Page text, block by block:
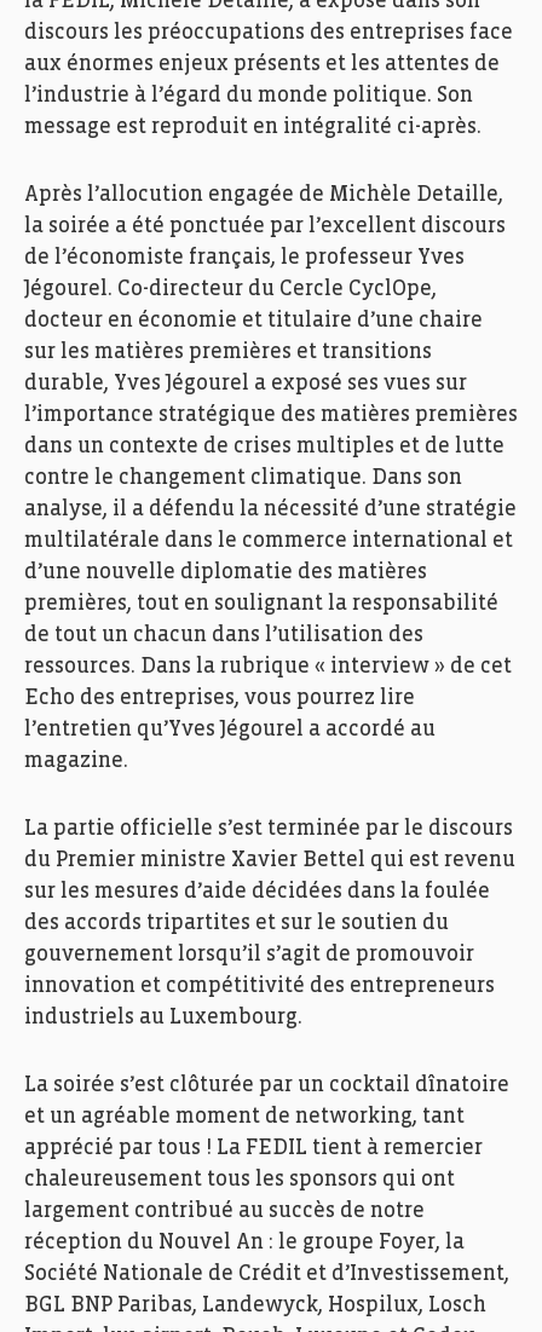
discours les préoccupations des entreprises face
aux énormes enjeux présents et les attentes de
l’industrie à l’égard du monde politique. Son
message est reproduit en intégralité ci-après.
Après l’allocution engagée de Michèle Detaille,
la soirée a été ponctuée par l’excellent discours
de l’économiste français, le professeur Yves
Jégourel. Co-directeur du Cercle CyclOpe,
docteur en économie et titulaire d’une chaire
sur les matières premières et transitions
durable, Yves Jégourel a exposé ses vues sur
l’importance stratégique des matières premières
dans un contexte de crises multiples et de lutte
contre le changement climatique. Dans son
analyse, il a défendu la nécessité d’une stratégie
multilatérale dans le commerce international et
d’une nouvelle diplomatie des matières
premières, tout en soulignant la responsabilité
de tout un chacun dans l’utilisation des
ressources. Dans la rubrique « interview » de cet
Echo des entreprises, vous pourrez lire
l’entretien qu’Yves Jégourel a accordé au
magazine.
La partie officielle s’est terminée par le discours
du Premier ministre Xavier Bettel qui est revenu
sur les mesures d’aide décidées dans la foulée
des accords tripartites et sur le soutien du
gouvernement lorsqu’il s’agit de promouvoir
innovation et compétitivité des entrepreneurs
industriels au Luxembourg.
La soirée s’est clôturée par un cocktail dînatoire
et un agréable moment de networking, tant
apprécié par tous ! La FEDIL tient à remercier
chaleureusement tous les sponsors qui ont
largement contribué au succès de notre
réception du Nouvel An : le groupe Foyer, la
Société Nationale de Crédit et d’Investissement,
BGL BNP Paribas, Landewyck, Hospilux, Losch